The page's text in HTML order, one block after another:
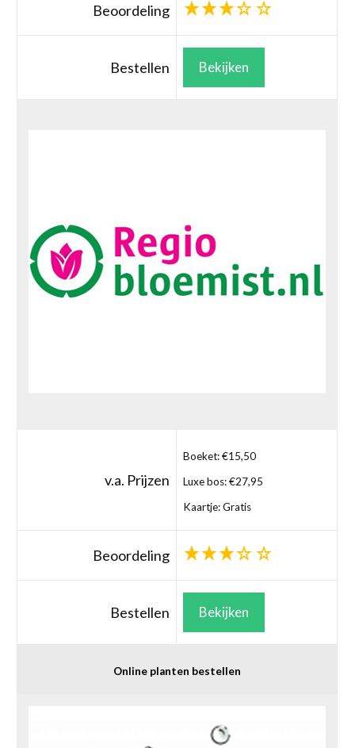
Beoordeling
Bestellen Bekijken
v.a. Prijzen
Boeket: €15,50
Luxe bos: €27,95
Kaartje: Gratis
Beoordeling
Bestellen Bekijken
Online planten bestellen